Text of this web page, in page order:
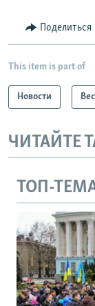
Поделиться
This item is part of
Новости
ЧИТАЙТЕ
ТОП-